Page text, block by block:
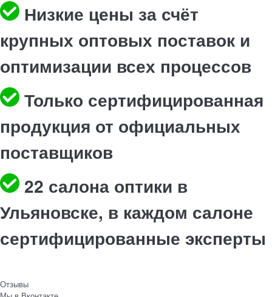
Низкие цены за счёт
крупных оптовых поставок и
оптимизации всех процессов
Только сертифицированная
продукция от официальных
поставщиков
22 салона оптики в
Ульяновске, в каждом салоне
сертифицированные эксперты
Отзывы